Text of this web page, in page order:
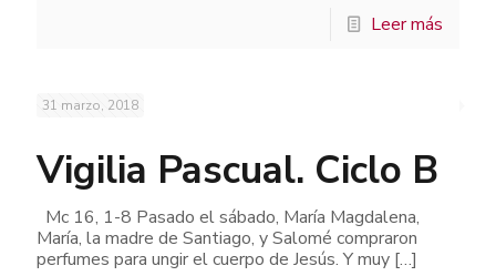
Leer más
31 marzo, 2018
Vigilia Pascual. Ciclo B
Mc 16, 1-8 Pasado el sábado, María Magdalena,
María, la madre de Santiago, y Salomé compraron
perfumes para ungir el cuerpo de Jesús. Y muy […]